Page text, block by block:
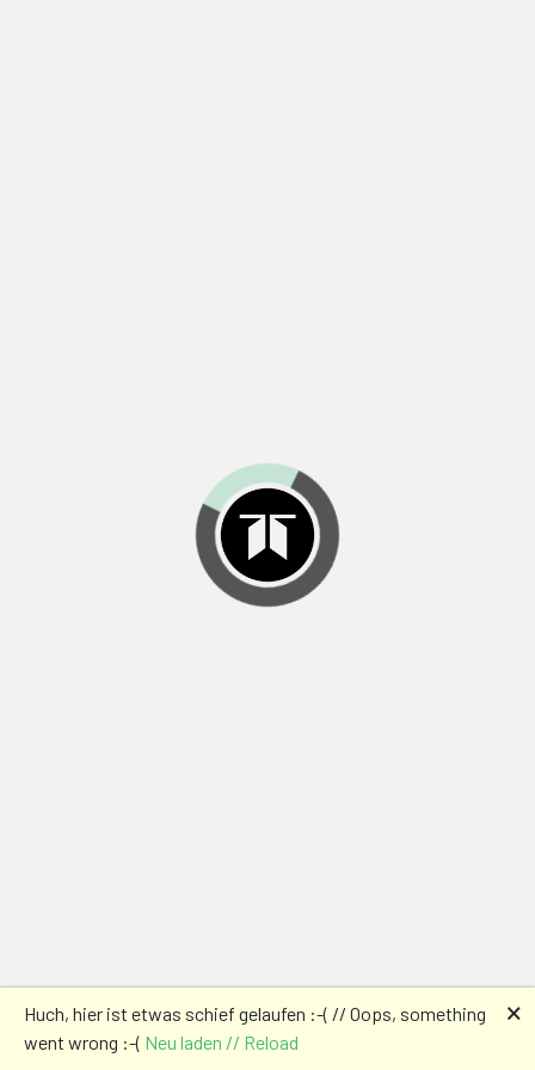
Huch, hier ist etwas schief gelaufen :-( // Oops, something
went wrong :-( Neu laden // Reload
🗙